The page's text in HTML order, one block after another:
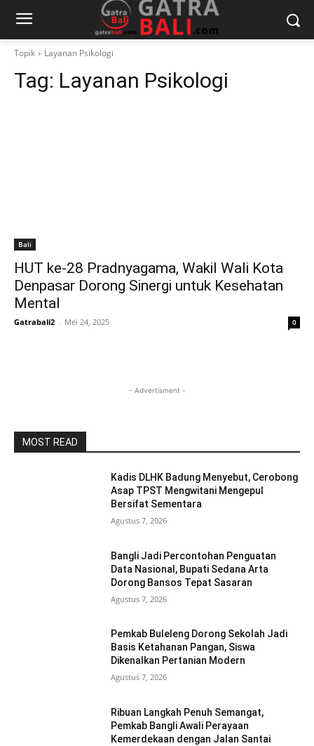
Topik Layanan Psikologi
Tag: Layanan Psikologi
Bali
HUT ke-28 Pradnyagama, Wakil Wali Kota
Denpasar Dorong Sinergi untuk Kesehatan
Mental
Gatrabali2 - Mei 24, 2025 0
- Advertisment -
MOST READ
Kadis DLHK Badung Menyebut, Cerobong
Asap TPST Mengwitani Mengepul
Bersifat Sementara
Agustus 7, 2026
Bangli Jadi Percontohan Penguatan
Data Nasional, Bupati Sedana Arta
Dorong Bansos Tepat Sasaran
Agustus 7, 2026
Pemkab Buleleng Dorong Sekolah Jadi
Basis Ketahanan Pangan, Siswa
Dikenalkan Pertanian Modern
Agustus 7, 2026
Ribuan Langkah Penuh Semangat,
Pemkab Bangli Awali Perayaan
Kemerdekaan dengan Jalan Santai